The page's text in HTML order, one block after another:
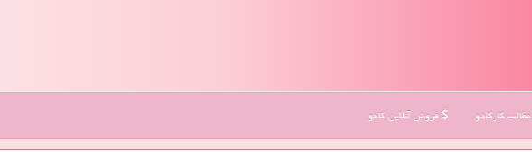
مطالب كاركادو فروش آنلاین کادو